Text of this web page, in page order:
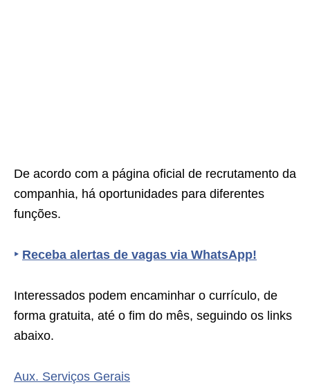
De acordo com a página oficial de recrutamento da
companhia, há oportunidades para diferentes
funções.
‣ Receba alertas de vagas via WhatsApp!
Interessados podem encaminhar o currículo, de
forma gratuita, até o fim do mês, seguindo os links
abaixo.
Aux. Serviços Gerais